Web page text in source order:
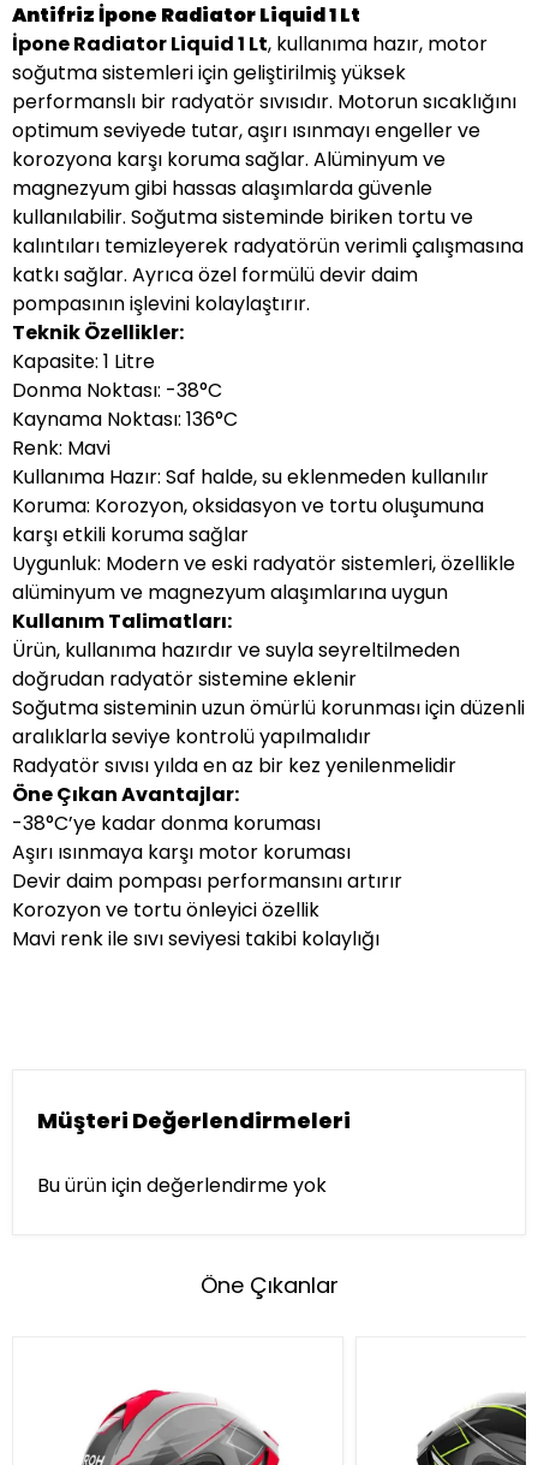
Antifriz İpone Radiator Liquid 1 Lt
İpone Radiator Liquid 1 Lt, kullanıma hazır, motor
soğutma sistemleri için geliştirilmiş yüksek
performanslı bir radyatör sıvısıdır. Motorun sıcaklığını
optimum seviyede tutar, aşırı ısınmayı engeller ve
korozyona karşı koruma sağlar. Alüminyum ve
magnezyum gibi hassas alaşımlarda güvenle
kullanılabilir. Soğutma sisteminde biriken tortu ve
kalıntıları temizleyerek radyatörün verimli çalışmasına
katkı sağlar. Ayrıca özel formülü devir daim
pompasının işlevini kolaylaştırır.
Teknik Özellikler:
Kapasite: 1 Litre
Donma Noktası: -38°C
Kaynama Noktası: 136°C
Renk: Mavi
Kullanıma Hazır: Saf halde, su eklenmeden kullanılır
Koruma: Korozyon, oksidasyon ve tortu oluşumuna
karşı etkili koruma sağlar
Uygunluk: Modern ve eski radyatör sistemleri, özellikle
alüminyum ve magnezyum alaşımlarına uygun
Kullanım Talimatları:
Ürün, kullanıma hazırdır ve suyla seyreltilmeden
doğrudan radyatör sistemine eklenir
Soğutma sisteminin uzun ömürlü korunması için düzenli
aralıklarla seviye kontrolü yapılmalıdır
Radyatör sıvısı yılda en az bir kez yenilenmelidir
Öne Çıkan Avantajlar:
-38°C’ye kadar donma koruması
Aşırı ısınmaya karşı motor koruması
Devir daim pompası performansını artırır
Korozyon ve tortu önleyici özellik
Mavi renk ile sıvı seviyesi takibi kolaylığı
Müşteri Değerlendirmeleri
Bu ürün için değerlendirme yok
Öne Çıkanlar